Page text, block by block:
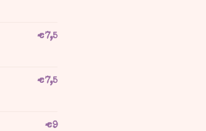
€7,5
€7,5
€9